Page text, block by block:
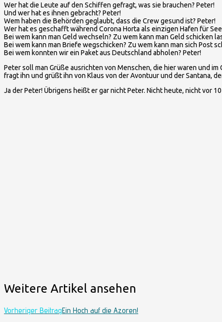
Wer hat die Leute auf den Schiffen gefragt, was sie brauchen? Peter!
Und wer hat es ihnen gebracht? Peter!
Wem haben die Behörden geglaubt, dass die Crew gesund ist? Peter!
Wer hat es geschafft während Corona Horta als einzigen Hafen für
Bei wem kann man Geld wechseln? Zu wem kann man Geld schicken
Bei wem kann man Briefe wegschicken? Zu wem kann man sich Post
Bei wem konnten wir ein Paket aus Deutschland abholen? Peter!
Peter soll man Grüße ausrichten von Menschen, die hier waren und
fragt ihn und grüßt ihn von Klaus von der Avontuur und der Santana,
Ja der Peter! Übrigens heißt er gar nicht Peter. Nicht heute, nicht vor
Weitere Artikel ansehen
Vorheriger BeitragEin Hoch auf die Azoren!